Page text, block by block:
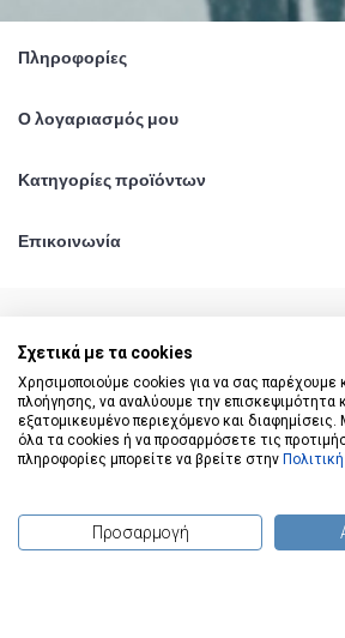
Πληροφορίες
Ο λογαριασμός μου
Κατηγορίες προϊόντων
Επικοινωνία
© 2020 - 2026 katiginetai.gr All
Σχετικά με τα cookies
Χρησιμοποιούμε cookies για να σας παρέχουμε
πλοήγησης, να αναλύουμε την επισκεψιμότητα
εξατομικευμένο περιεχόμενο και
όλα τα cookies ή να προσαρμόσετε τις
πληροφορίες μπορείτε να βρείτε στην
Προσαρμογή